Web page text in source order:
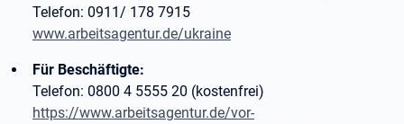
Telefon: 0911/ 178 7915
www.arbeitsagentur.de/ukraine
Für Beschäftigte:
Telefon: 0800 4 5555 20 (kostenfrei)
https://www.arbeitsagentur.de/vor-